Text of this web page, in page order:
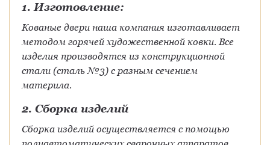
1. Изготовление:
Кованые двери наша компания изготавливает
методом горячей художественной ковки. Все
изделия производятся из конструкционной
стали (сталь №3) с разным сечением
материла.
2. Сборка изделий
Сборка изделий осуществляется с помощью